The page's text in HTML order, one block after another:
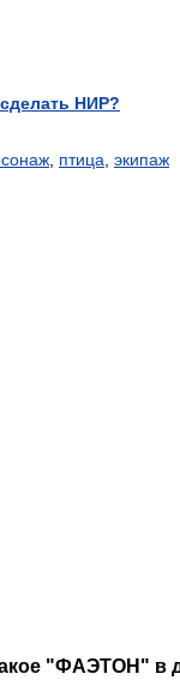
НИР?
птица экипаж
"ФАЭТОН" в